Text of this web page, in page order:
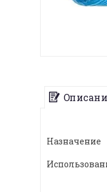
Назначение